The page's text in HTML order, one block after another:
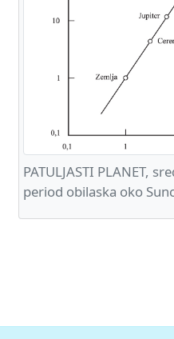
PATULJASTI PLANET,
period obilaska oko